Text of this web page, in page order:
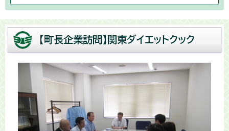
【町長企業訪問】関東ダイエットクック